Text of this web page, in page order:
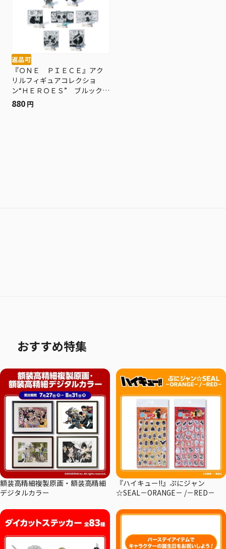
返品可
『ＯＮＥ ＰＩＥＣＥ』アク
リルフィギュアコレクショ
ン“ＨＥＲＯＥＳ” ブルック
Ｖｏｌ．１ （全１０種／ラ
ンダム１種入り） ＢＤ２
880 円
おすすめ特集
額装高精細複製原画・額装高精細
デジタルカラー
『ハイキュー!!』ぷにジャン
☆SEAL－ORANGE－ /－RED－